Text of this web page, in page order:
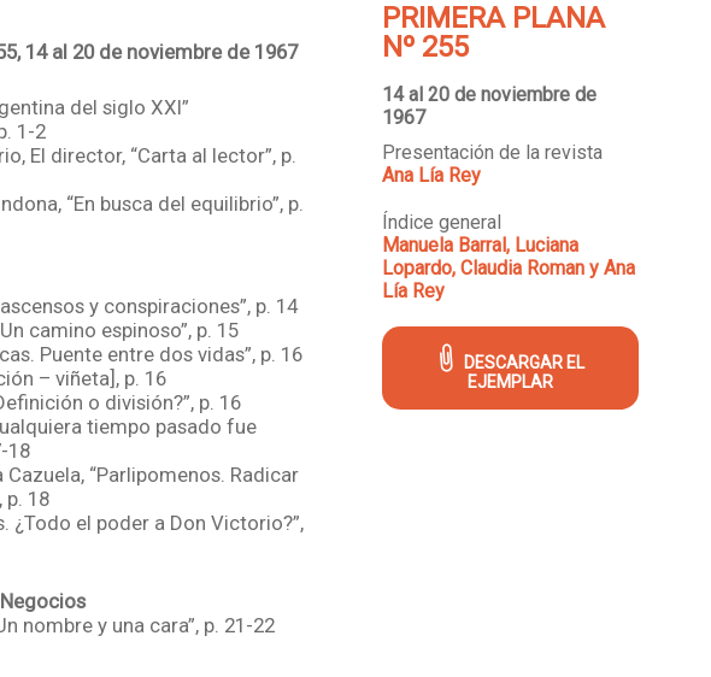
14 al 20 de noviembre de 1967
del siglo XXI”
1-2
El director, “Carta al lector”, p.
“En busca del equilibrio”, p.
y conspiraciones”, p. 14
camino espinoso”, p. 15
Puente entre dos vidas”, p. 16
– viñeta], p. 16
o división?”, p. 16
tiempo pasado fue
18
“Parlipomenos. Radicar
p. 18
¿Todo el poder a Don Victorio?”,
nombre y una cara”, p. 21-22
de París”, p. 22
PRIMERA PLANA
Nº 255
14 al 20 de noviembre de
1967
Presentación de la revista
Ana Lía Rey
Índice general
Manuela Barral, Luciana
Lopardo, Claudia Roman y Ana
Lía Rey
DESCARGAR EL
EJEMPLAR